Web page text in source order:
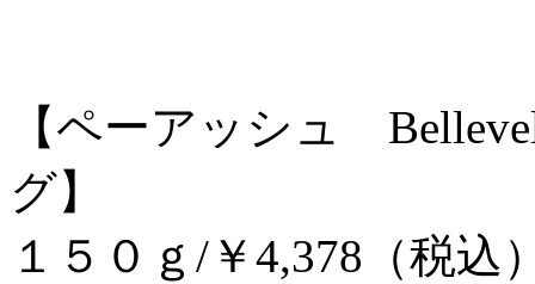
【ペーアッシュ
グ】
１５０ｇ/￥4,378（税込